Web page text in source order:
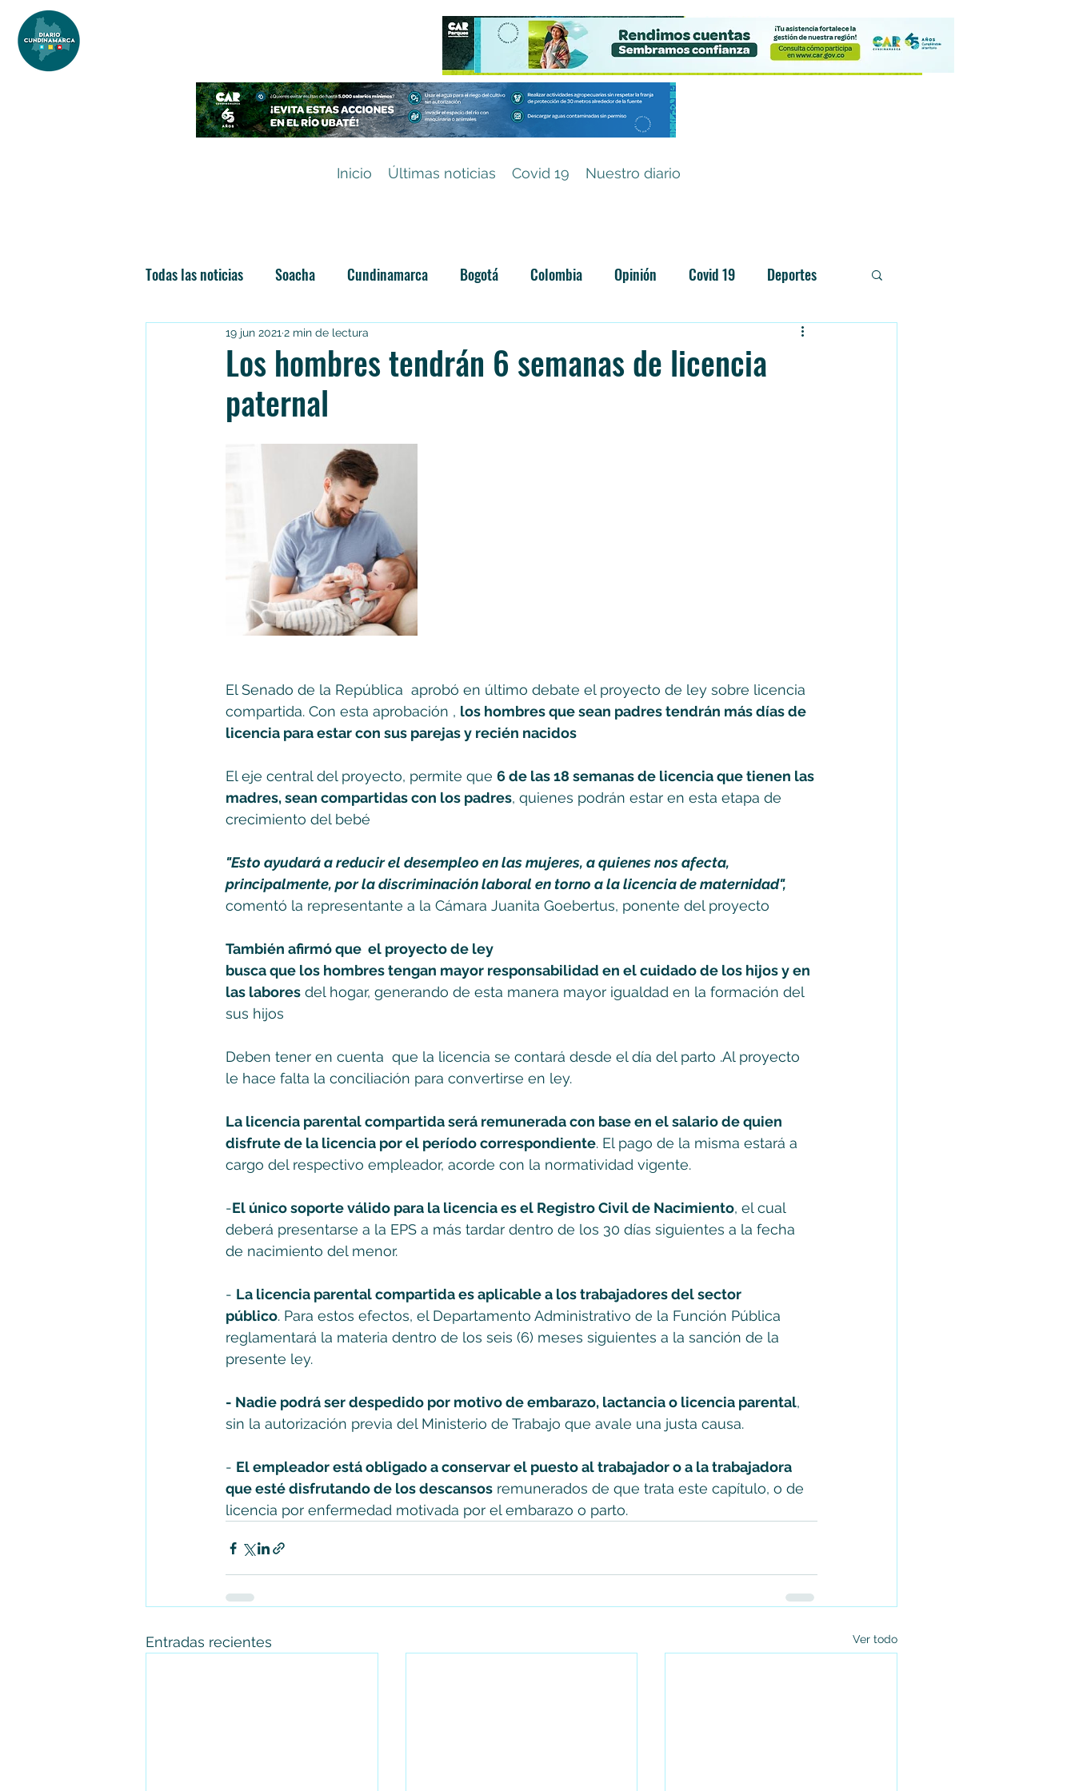
Inicio Últimas noticias Covid 19 Nuestro diario
Todas las noticias Soacha Cundinamarca Bogotá Colombia Opinión Covid 19 Deportes
Las nuevas soachunidades Categoría sin título
Los hombres tendrán 6 semanas de licencia
paternal
19 jun 2021 2 min de lectura
El Senado de la República  aprobó en último debate el proyecto de ley sobre licencia
compartida. Con esta aprobación , los hombres que sean padres tendrán más días de
licencia para estar con sus parejas y recién nacidos
El eje central del proyecto, permite que 6 de las 18 semanas de licencia que tienen las
madres, sean compartidas con los padres, quienes podrán estar en esta etapa de
crecimiento del bebé
"Esto ayudará a reducir el desempleo en las mujeres, a quienes nos afecta,
principalmente, por la discriminación laboral en torno a la licencia de maternidad",
comentó la representante a la Cámara Juanita Goebertus, ponente del proyecto
También afirmó que  el proyecto de ley
busca que los hombres tengan mayor responsabilidad en el cuidado de los hijos y en
las labores del hogar, generando de esta manera mayor igualdad en la formación del
sus hijos
Deben tener en cuenta  que la licencia se contará desde el día del parto .Al proyecto
le hace falta la conciliación para convertirse en ley.
La licencia parental compartida será remunerada con base en el salario de quien
disfrute de la licencia por el período correspondiente. El pago de la misma estará a
cargo del respectivo empleador, acorde con la normatividad vigente.
-El único soporte válido para la licencia es el Registro Civil de Nacimiento, el cual
deberá presentarse a la EPS a más tardar dentro de los 30 días siguientes a la fecha
de nacimiento del menor.
- La licencia parental compartida es aplicable a los trabajadores del sector
público. Para estos efectos, el Departamento Administrativo de la Función Pública
reglamentará la materia dentro de los seis (6) meses siguientes a la sanción de la
presente ley.
- Nadie podrá ser despedido por motivo de embarazo, lactancia o licencia parental,
sin la autorización previa del Ministerio de Trabajo que avale una justa causa.
- El empleador está obligado a conservar el puesto al trabajador o a la trabajadora
que esté disfrutando de los descansos remunerados de que trata este capítulo, o de
licencia por enfermedad motivada por el embarazo o parto.
Entradas recientes Ver todo